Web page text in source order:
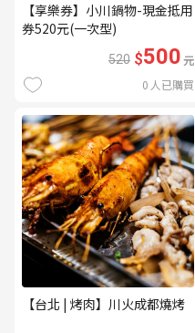
【享樂券】小川鍋物-現金抵用
券520元(一次型)
520 $500元
0 人已購買
【台北 | 烤肉】川火成都燒烤